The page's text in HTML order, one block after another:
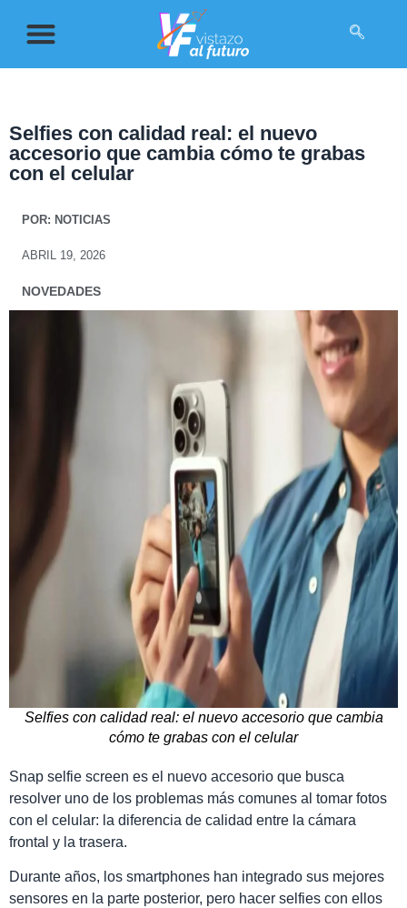
Selfies con calidad real: el nuevo
accesorio que cambia cómo te grabas
con el celular
POR: NOTICIAS
ABRIL 19, 2026
NOVEDADES
Selfies con calidad real: el nuevo accesorio que cambia
cómo te grabas con el celular
Snap selfie screen es el nuevo accesorio que busca
resolver uno de los problemas más comunes al tomar fotos
con el celular: la diferencia de calidad entre la cámara
frontal y la trasera.
Durante años, los smartphones han integrado sus mejores
sensores en la parte posterior, pero hacer selfies con ellos